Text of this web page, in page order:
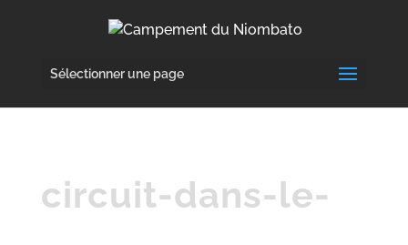
Sélectionner une page
circuit-dans-le-